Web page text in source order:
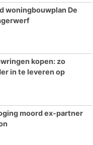
woningbouwplan De
kopen: zo
in te leveren op
moord ex-partner